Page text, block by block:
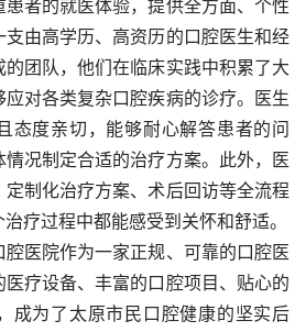
者的就医体验，提供全方面、个性
由高学历、高资历的口腔医生和经
团队，他们在临床实践中积累了大
对各类复杂口腔疾病的诊疗。医生
态度亲切，能够耐心解答患者的问
况制定合适的治疗方案。此外，医
制化治疗方案、术后回访等全流程
疗过程中都能感受到关怀和舒适。
医院作为一家正规、可靠的口腔医
疗设备、丰富的口腔项目、贴心的
成为了太原市民口腔健康的坚实后